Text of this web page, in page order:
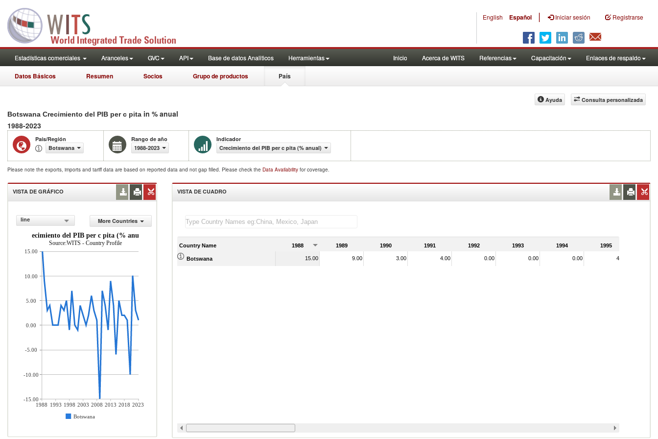
English Español | Iniciar sesión Registrarse
Estadísticas comerciales Aranceles GVC API Base de datos Analiticos Herramientas Inicio Acerca de WITS Referencias Capacitación Enlaces de respaldo
Datos Básicos Resumen Socios Grupo de productos País
Consulta personalizada
Ayuda
Botswana Crecimiento del PIB per c pita in % anual
1988-2023
País/Región
Botswana
Rango de año
1988-2023
Indicador
Crecimiento del PIB per c pita (% anual)
Please note the exports, imports and tariff data are based on reported data and not gap filled. Please check the Data Availability for coverage.
VISTA DE GRÁFICO
line
More Countries
Crecimiento del PIB per c pita (% anual)
Source:WITS - Country Profile
1988 1993 1998 2003 2008 2013 2018 2023
Botswana
15.00
10.00
5.00
0.00
-5.00
-10.00
-15.00
VISTA DE CUADRO
Country Name 1988 1989 1990 1991 1992 1993 1994 1995
Botswana 15.00 9.00 3.00 4.00 0.00 0.00 0.00 4.00